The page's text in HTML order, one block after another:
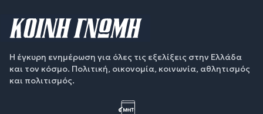
Η έγκυρη ενημέρωση για όλες τις εξελίξεις στην Ελλάδα
και τον κόσμο. Πολιτική, οικονομία, κοινωνία, αθλητισμός
και πολιτισμός.